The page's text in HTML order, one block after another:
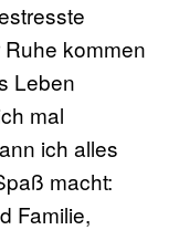
kommen
Leben
mal
ich alles
macht:
Familie,